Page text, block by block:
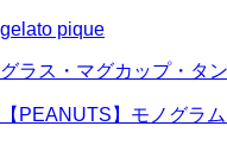
gelato pique
グラス・マグカップ・タ
【PEANUTS】モノグラ